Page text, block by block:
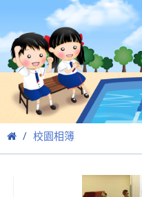
校園相簿